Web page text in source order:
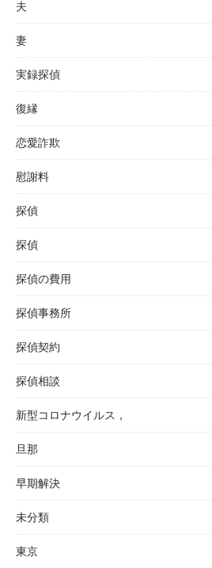
夫
妻
実録探偵
復縁
恋愛詐欺
慰謝料
探偵
探偵
探偵の費用
探偵事務所
探偵契約
探偵相談
新型コロナウイルス，
旦那
早期解決
未分類
東京